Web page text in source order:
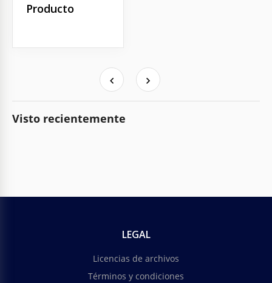
Producto
Visto recientemente
LEGAL
Licencias de archivos
Términos y condiciones